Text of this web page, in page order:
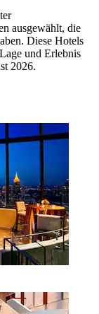
ausgewählt, die
Diese Hotels
und Erlebnis
2026.